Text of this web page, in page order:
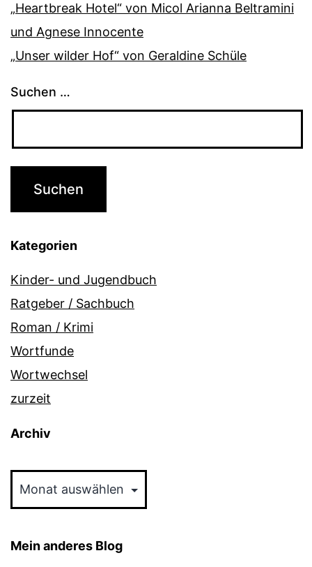
„Heartbreak Hotel“ von Micol Arianna Beltramini
und Agnese Innocente
„Unser wilder Hof“ von Geraldine Schüle
Suchen …
Kategorien
Kinder- und Jugendbuch
Ratgeber / Sachbuch
Roman / Krimi
Wortfunde
Wortwechsel
zurzeit
Archiv
Mein anderes Blog